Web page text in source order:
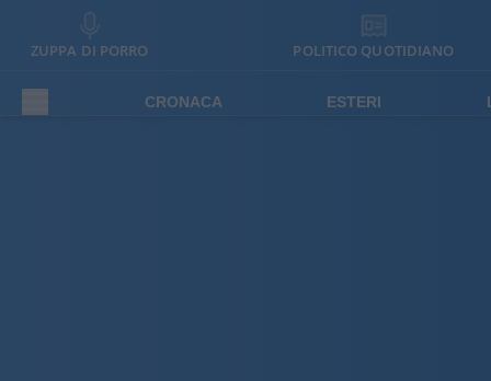
ZUPPA DI PORRO POLITICO QUOTIDIANO
CRONACA ESTERI